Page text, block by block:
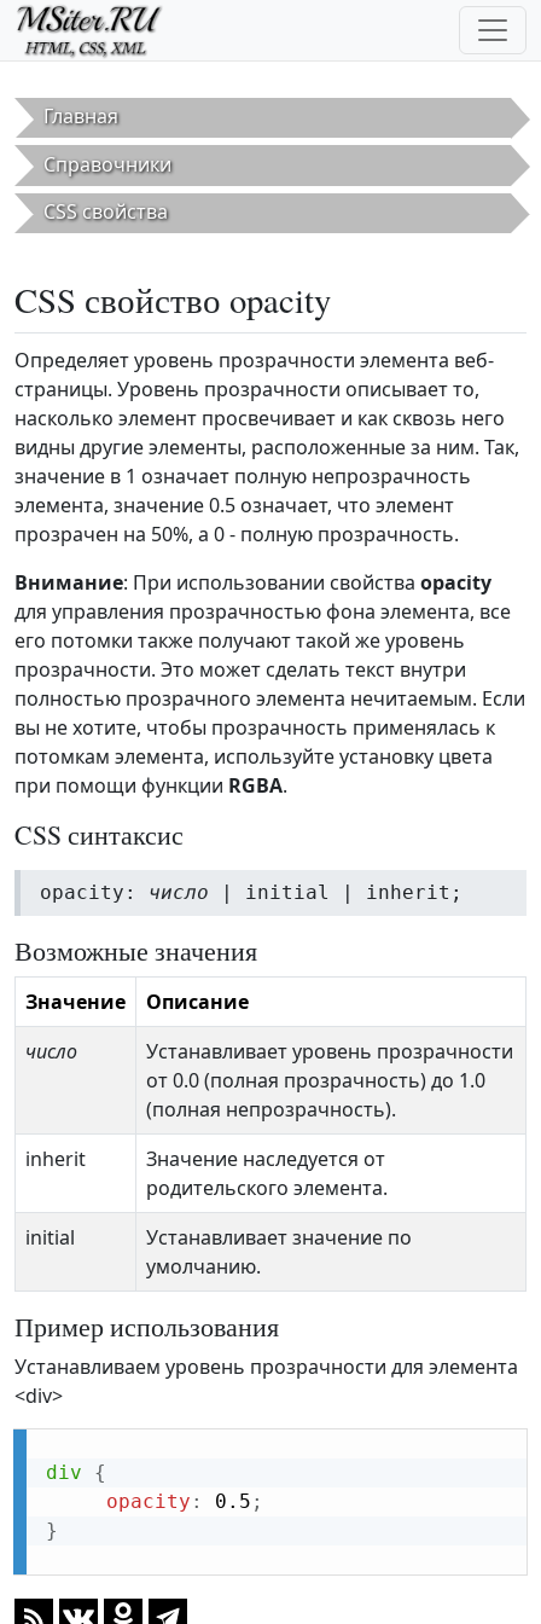
Перейти к основному содержанию
Главная
Справочники
CSS свойства
CSS свойство opacity
Определяет уровень прозрачности элемента веб-
страницы. Уровень прозрачности описывает то,
насколько элемент просвечивает и как сквозь него
видны другие элементы, расположенные за ним. Так,
значение в 1 означает полную непрозрачность
элемента, значение 0.5 означает, что элемент
прозрачен на 50%, а 0 - полную прозрачность.
Внимание: При использовании свойства opacity
для управления прозрачностью фона элемента, все
его потомки также получают такой же уровень
прозрачности. Это может сделать текст внутри
полностью прозрачного элемента нечитаемым. Если
вы не хотите, чтобы прозрачность применялась к
потомкам элемента, используйте установку цвета
при помощи функции RGBA.
CSS синтаксис
opacity: число | initial | inherit;
Возможные значения
Значение
Описание
число
Устанавливает уровень прозрачности
от 0.0 (полная прозрачность) до 1.0
(полная непрозрачность).
inherit
Значение наследуется от
родительского элемента.
initial
Устанавливает значение по
умолчанию.
Пример использования
Устанавливаем уровень прозрачности для элемента
<div>
div
{
opacity : 0.5 ;
}